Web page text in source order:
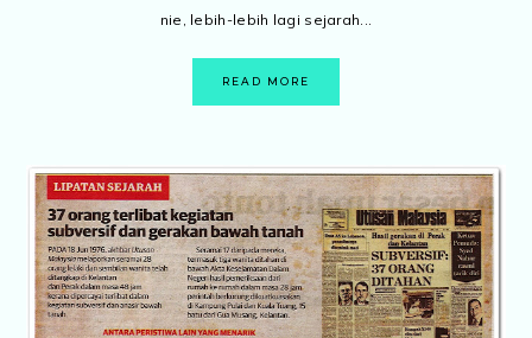
nie, lebih-lebih lagi sejarah...
READ MORE